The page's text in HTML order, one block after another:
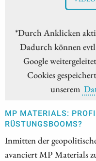
*Durch Anklicken
Dadurch können
Google
Cookies
unserem
MP MATERIALS:
RÜSTUNGSBOOMS?
Inmitten der
avanciert MP Materials